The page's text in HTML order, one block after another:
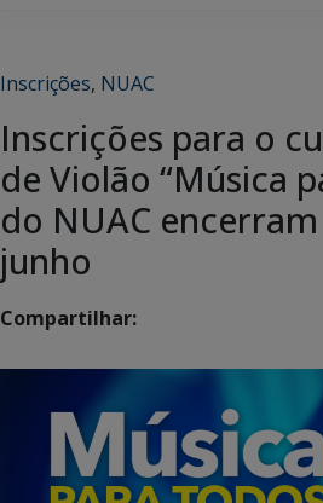
Inscrições, NUAC
Inscrições para o
de Violão “Música
do NUAC
junho
Compartilhar: